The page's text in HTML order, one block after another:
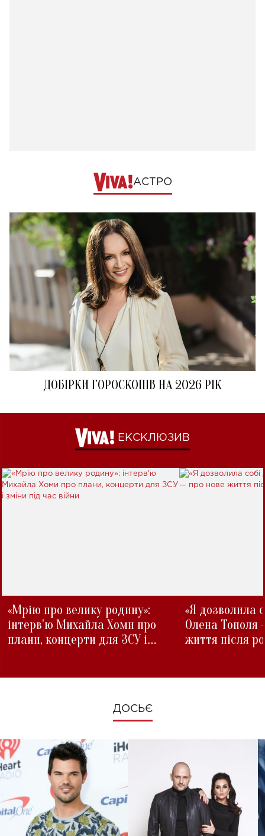
АСТРО
ДОБІРКИ ГОРОСКОПІВ НА 2026 РІК
ЕКСКЛЮЗИВ
«Мрію про велику родину»:
інтерв'ю Михайла Хоми про
плани, концерти для ЗСУ і
«Я дозволила
Олена Тополя
життя після
ДОСЬЄ